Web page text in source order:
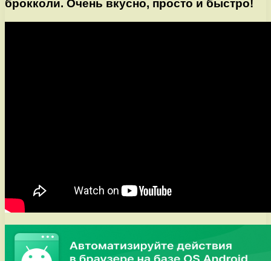
брокколи. Очень вкусно, просто и быстро!